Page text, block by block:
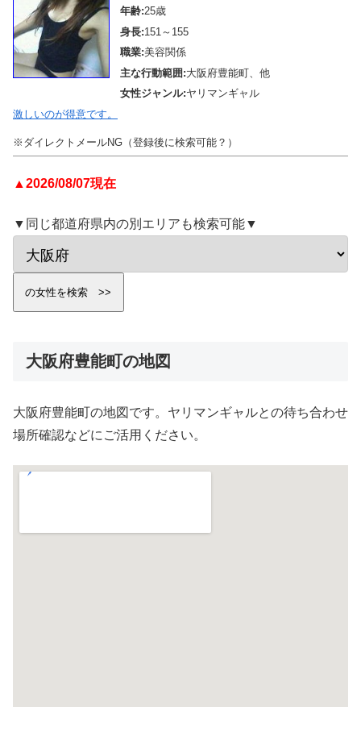
年齢:25歳
身長:151～155
職業:美容関係
主な行動範囲:大阪府豊能町、他
女性ジャンル:ヤリマンギャル
激しいのが得意です。
※ダイレクトメールNG（登録後に検索可能？）
▲2026/08/07現在
▼同じ都道府県内の別エリアも検索可能▼
大阪府豊能町の地図
大阪府豊能町の地図です。ヤリマンギャルとの待ち合わせ
場所確認などにご活用ください。